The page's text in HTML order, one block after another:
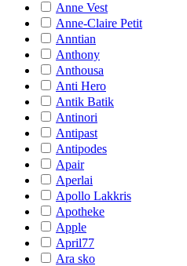
Anne Vest
Anne-Claire Petit
Anntian
Anthony
Anthousa
Anti Hero
Antik Batik
Antinori
Antipast
Antipodes
Apair
Aperlai
Apollo Lakkris
Apotheke
Apple
April77
Ara sko